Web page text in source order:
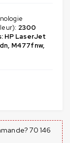
2300
HP LaserJet
M477fnw,
70 146